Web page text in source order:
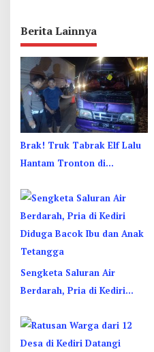
Berita Lainnya
Brak! Truk Tabrak Elf Lalu
Hantam Tronton di
Terjepit
Sengketa Saluran Air
Berdarah, Pria di Kediri
Tetangga